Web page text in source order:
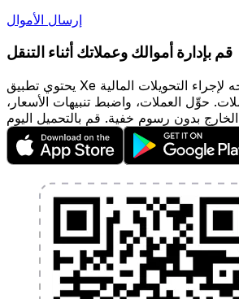
إرسال الأموال
قم بإدارة أموالك وعملاتك أثناء التنقل
يحتوي تطبيق Xe على كل ما تحتاجه لإجراء التحويلات المالية
حوِّل العملات، واضبط تنبيهات الأسعار،